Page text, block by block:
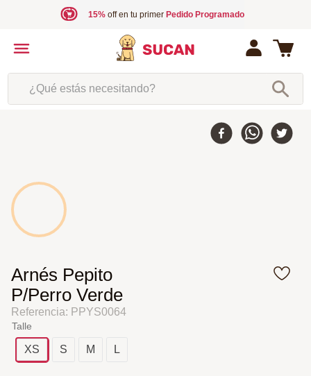
15%off en tu primer Pedido Programado
¿Qué estás necesitando?
Arnés Pepito
P/Perro Verde
Referencia: PPYS0064
Talle
XS S M L